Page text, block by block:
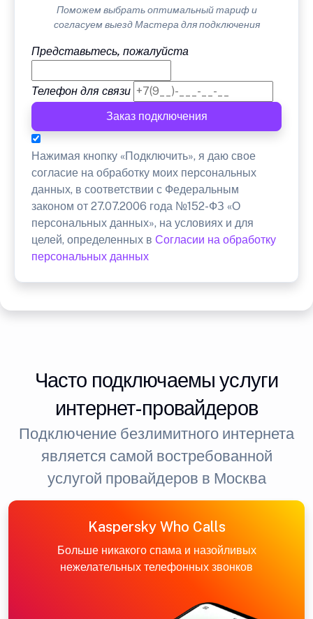
Поможем выбрать оптимальный тариф и
согласуем выезд Мастера для подключения
Представьтесь, пожалуйста
Телефон для связи
Заказ подключения
Нажимая кнопку «Подключить», я даю свое
согласие на обработку моих персональных
данных, в соответствии с Федеральным
законом от 27.07.2006 года №152-ФЗ «О
персональных данных», на условиях и для
целей, определенных в Согласии на обработку
персональных данных
Часто подключаемы услуги
интернет-провайдеров
Подключение безлимитного интернета
является самой востребованной
услугой провайдеров в Москва
Kaspersky Who Calls
Больше никакого спама и назойливых
нежелательных телефонных звонков